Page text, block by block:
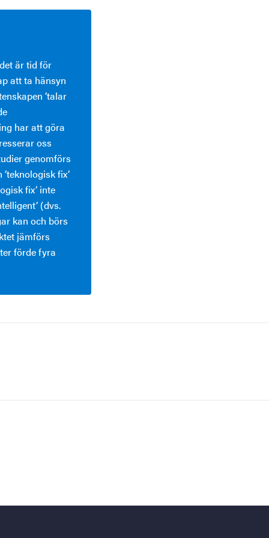
är tid för
att ta hänsyn
’talar
har att göra
oss
genomförs
fix’
fix’ inte
(dvs.
kan och börs
jämförs
förde fyra